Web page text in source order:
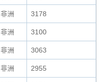
非洲 3178
非洲 3100
非洲 3063
非洲 2955